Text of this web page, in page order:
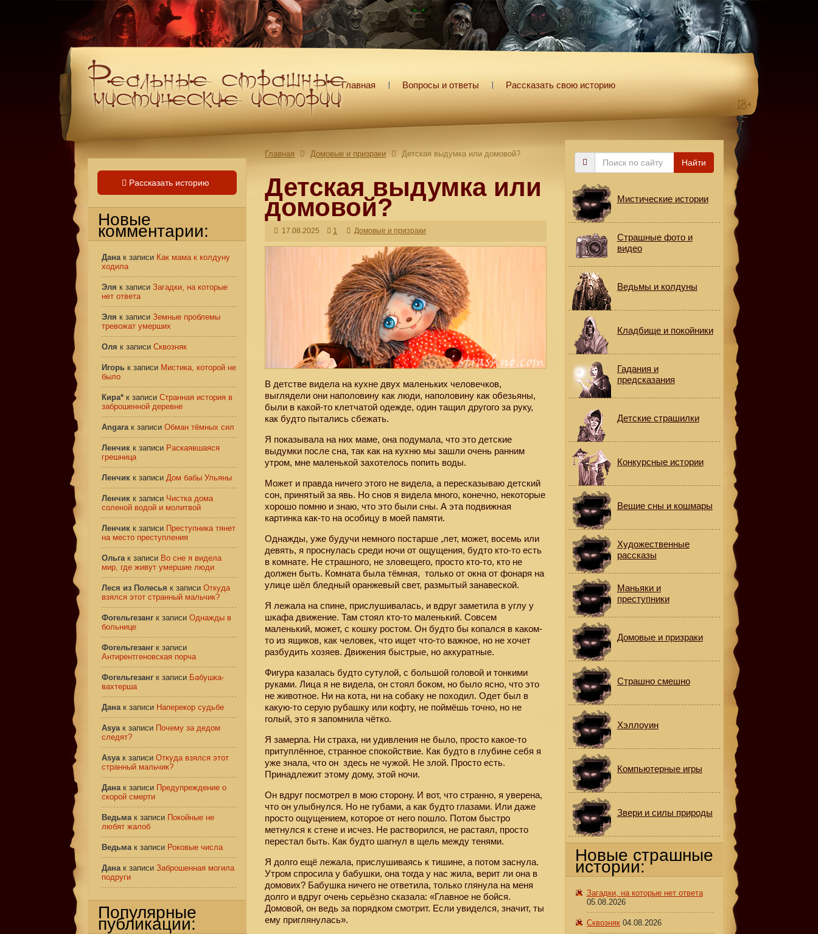
Главная Вопросы и ответы Рассказать свою историю
Главная Домовые и призраки Детская выдумка или домовой?
Детская выдумка или
домовой?
17.08.2025 1 Домовые и призраки
В детстве видела на кухне двух маленьких человечков,
выглядели они наполовину как люди, наполовину как обезьяны,
были в какой-то клетчатой одежде, один тащил другого за руку,
как будто пытались сбежать.
Я показывала на них маме, она подумала, что это детские
выдумки после сна, так как на кухню мы зашли очень ранним
утром, мне маленькой захотелось попить воды.
Может и правда ничего этого не видела, а пересказываю детский
сон, принятый за явь. Но снов я видела много, конечно, некоторые
хорошо помню и знаю, что это были сны. А эта подвижная
картинка как-то на особицу в моей памяти.
Однажды, уже будучи немного постарше ,лет, может, восемь или
девять, я проснулась среди ночи от ощущения, будто кто-то есть
в комнате. Не страшного, не зловещего, просто кто-то, кто не
должен быть. Комната была тёмная, только от окна от фонаря на
улице шёл бледный оранжевый свет, размытый занавеской.
Я лежала на спине, прислушивалась, и вдруг заметила в углу у
шкафа движение. Там стоял кто-то маленький. Совсем
маленький, может, с кошку ростом. Он будто бы копался в каком-
то из ящиков, как человек, что ищет что-то важное, но не хочет
разбудить хозяев. Движения быстрые, но аккуратные.
Фигура казалась будто сутулой, с большой головой и тонкими
руками. Лица я не видела, он стоял боком, но было ясно, что это
не животное. Ни на кота, ни на собаку не походил. Одет был в
какую-то серую рубашку или кофту, не поймёшь точно, но не
голый, это я запомнила чётко.
Я замерла. Ни страха, ни удивления не было, просто какое-то
притуплённое, странное спокойствие. Как будто в глубине себя я
уже знала, что он здесь не чужой. Не злой. Просто есть.
Принадлежит этому дому, этой ночи.
Он вдруг посмотрел в мою сторону. И вот, что странно, я уверена,
что он улыбнулся. Но не губами, а как будто глазами. Или даже
просто ощущением, которое от него пошло. Потом быстро
метнулся к стене и исчез. Не растворился, не растаял, просто
перестал быть. Как будто шагнул в щель между тенями.
Я долго ещё лежала, прислушиваясь к тишине, а потом заснула.
Утром спросила у бабушки, она тогда у нас жила, верит ли она в
домових? Бабушка ничего не ответила, только глянула на меня
долго и вдруг очень серьёзно сказала: «Главное не бойся.
Домовой, он ведь за порядком смотрит. Если увиделся, значит, ты
ему приглянулась».
Рассказать историю
Новые
комментарии:
Данак записи Как мама к колдуну
ходила
Эля к записи Загадки, на которые
нет ответа
Эля к записи Земные проблемы
тревожат умерших
Оля к записи Сквозняк
Игорь к записи Мистика, которой не
было
Кира* к записи Странная история в
заброшенной деревне
Angaraк записи Обман тёмных сил
Ленчик к записи Раскаявшаяся
грешница
Ленчик к записи Дом бабы Ульяны
Ленчик к записи Чистка дома
соленой водой и молитвой
Ленчик к записи Преступника тянет
на место преступления
Ольгак записи Во сне я видела
мир, где живут умершие люди
Леся из Полесья к записи Откуда
взялся этот странный мальчик?
Фогельгезанг к записи Однажды в
больнице
Фогельгезанг к записи
Антирентгеновская порча
Фогельгезанг к записи Бабушка-
вахтерша
Данак записи Наперекор судьбе
Asyaк записи Почему за дедом
следят?
Asyaк записи Откуда взялся этот
странный мальчик?
Данак записи Предупреждение о
скорой смерти
Ведьмак записи Покойные не
любят жалоб
Ведьмак записи Роковые числа
Данак записи Заброшенная могила
подруги
Популярные
публикации:
Поиск
Найти
Мистические истории
Страшные фото и
видео
Ведьмы и колдуны
Кладбище и покойники
Гадания и
предсказания
Детские страшилки
Конкурсные истории
Вещие сны и кошмары
Художественные
рассказы
Маньяки и
преступники
Домовые и призраки
Страшно смешно
Хэллоуин
Компьютерные игры
Звери и силы природы
Новые страшные
истории:
Загадки, на которые нет ответа
05.08.2026
Сквозняк 04.08.2026